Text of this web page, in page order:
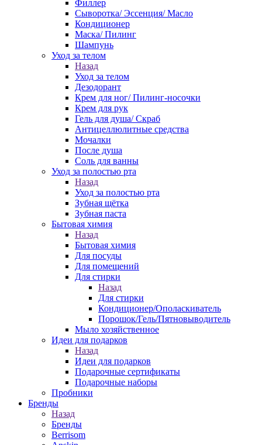
Филлер
Сыворотка/ Эссенция/ Масло
Кондиционер
Маска/ Пилинг
Шампунь
Уход за телом
Назад
Уход за телом
Дезодорант
Крем для ног/ Пилинг-носочки
Крем для рук
Гель для душа/ Скраб
Антицеллюлитные средства
Мочалки
После душа
Соль для ванны
Уход за полостью рта
Назад
Уход за полостью рта
Зубная щётка
Зубная паста
Бытовая химия
Назад
Бытовая химия
Для посуды
Для помещений
Для стирки
Назад
Для стирки
Кондиционер/Ополаскиватель
Порошок/Гель/Пятновыводитель
Мыло хозяйственное
Идеи для подарков
Назад
Идеи для подарков
Подарочные сертификаты
Подарочные наборы
Пробники
Бренды
Назад
Бренды
Berrisom